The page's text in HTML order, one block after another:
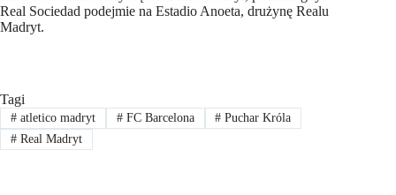
Real Sociedad podejmie na Estadio Anoeta, drużynę Realu
Madryt.
Tagi
#atletico madryt #FC Barcelona # Puchar Króla
#Real Madryt